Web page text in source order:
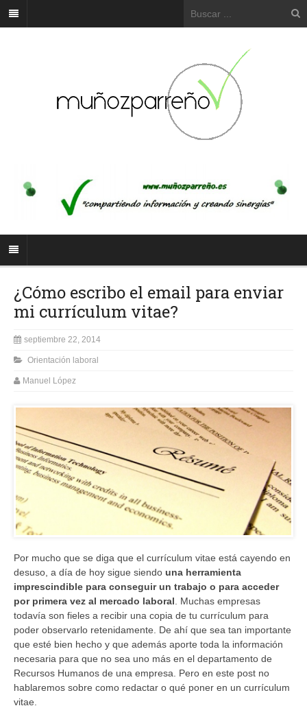
¿Cómo escribo el email para enviar
mi currículum vitae?
septiembre 22, 2014
Orientación laboral
Manuel López
Por mucho que se diga que el currículum vitae está cayendo en
desuso, a día de hoy sigue siendo una herramienta
imprescindible para conseguir un trabajo o para acceder
por primera vez al mercado laboral . Muchas empresas
todavía son fieles a recibir una copia de tu currículum para
poder observarlo retenidamente. De ahí que sea tan importante
que esté bien hecho y que además aporte toda la información
necesaria para que no sea uno más en el departamento de
Recursos Humanos de una empresa. Pero en este post no
hablaremos sobre como redactar o qué poner en un currículum
vitae.